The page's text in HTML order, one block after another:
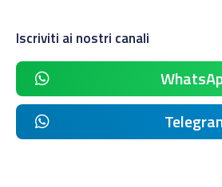
Iscriviti ai nostri canali